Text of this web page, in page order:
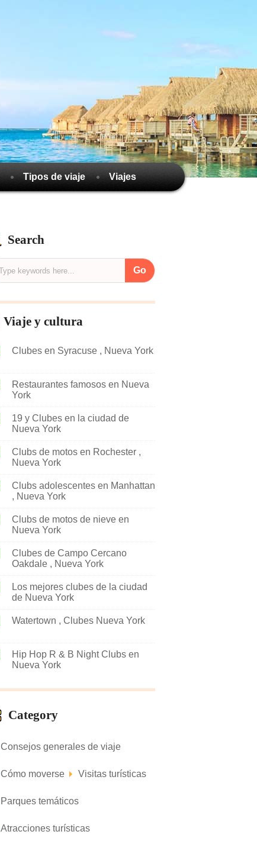
Tipos de viaje Viajes
Search
Viaje y cultura
Clubes en Syracuse , Nueva York
Restaurantes famosos en Nueva
York
19 y Clubes en la ciudad de
Nueva York
Clubs de motos en Rochester ,
Nueva York
Clubs adolescentes en Manhattan
, Nueva York
Clubs de motos de nieve en
Nueva York
Clubes de Campo Cercano
Oakdale , Nueva York
Los mejores clubes de la ciudad
de Nueva York
Watertown , Clubes Nueva York
Hip Hop R & B Night Clubs en
Nueva York
Category
Consejos generales de viaje
Cómo moverse Visitas turísticas
Parques temáticos
Atracciones turísticas